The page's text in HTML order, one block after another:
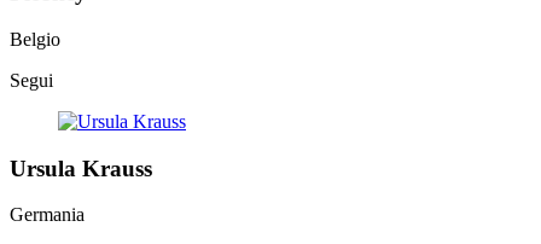
Belgio
Segui
Ursula Krauss
Germania